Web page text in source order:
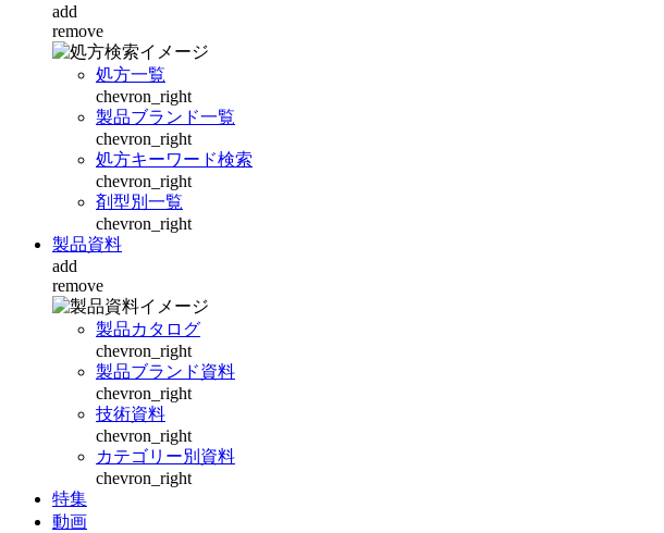
add
remove
処方一覧
chevron_right
製品ブランド一覧
chevron_right
処方キーワード検索
chevron_right
剤型別一覧
chevron_right
製品資料
add
remove
製品カタログ
chevron_right
製品ブランド資料
chevron_right
技術資料
chevron_right
カテゴリー別資料
chevron_right
特集
動画